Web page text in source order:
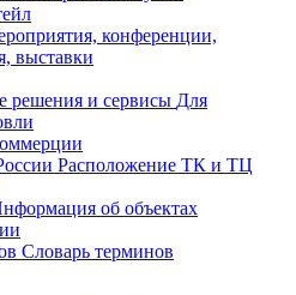
конференции,
выставки
решения и сервисы Для
Расположение ТК и ТЦ
об объектах
Словарь терминов